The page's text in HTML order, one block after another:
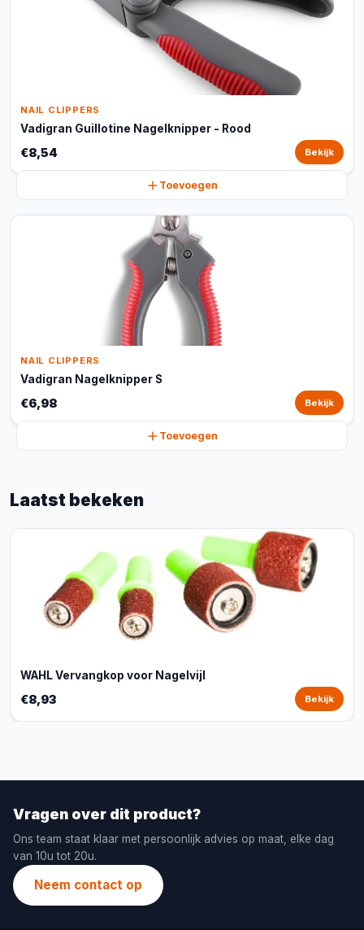
NAIL CLIPPERS
Vadigran Guillotine Nagelknipper - Rood
€8,54 Bekijk
Toevoegen
NAIL CLIPPERS
Vadigran Nagelknipper S
€6,98 Bekijk
Toevoegen
Laatst bekeken
WAHL Vervangkop voor Nagelvijl
€8,93 Bekijk
Vragen over dit product?
Ons team staat klaar met persoonlijk advies op maat, elke dag
van 10u tot 20u.
Neem contact op